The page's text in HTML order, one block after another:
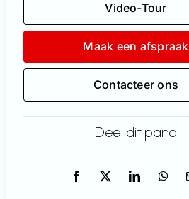
Video-Tour
Maak een afspraak
Contacteer ons
Deel dit pand